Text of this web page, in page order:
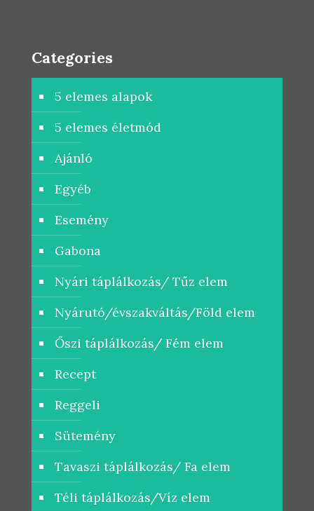
Categories
5 elemes alapok
5 elemes életmód
Ajánló
Egyéb
Esemény
Gabona
Nyári táplálkozás/ Tűz elem
Nyárutó/évszakváltás/Föld elem
Őszi táplálkozás/ Fém elem
Recept
Reggeli
Sütemény
Tavaszi táplálkozás/ Fa elem
Téli táplálkozás/Víz elem